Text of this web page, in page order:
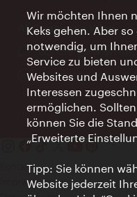
AI Concierge Wien
Ort:
Öffnungszeiten:
Informationen
Kontakt
Impressum
Wir möchten Ihnen
Keks gehen. Aber
notwendig, um
Service zu bieten
Websites und
Interessen
ermöglichen.
können Sie die
„Erweiterte
Tipp: Sie können
Website jederzeit